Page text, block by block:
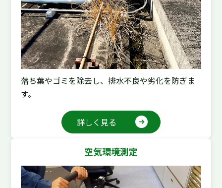
落ち葉やゴミを除去し、排水不良や劣化を防ぎま
す。
詳しく見る
空気環境測定